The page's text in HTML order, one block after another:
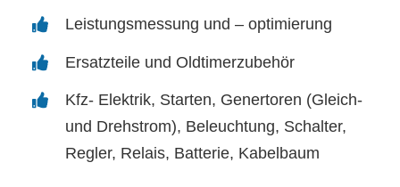
Leistungsmessung und – optimierung
Ersatzteile und Oldtimerzubehör
Kfz- Elektrik, Starten, Genertoren (Gleich-
und Drehstrom), Beleuchtung, Schalter,
Regler, Relais, Batterie, Kabelbaum